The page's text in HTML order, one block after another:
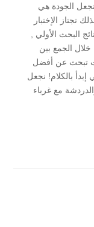
تجعل الجودة هي
تجتاز الإختبار
البحث الأولي ,
الجمع بين
تبحث عن أفضل
بالكلام! نجعل
مع غرباء